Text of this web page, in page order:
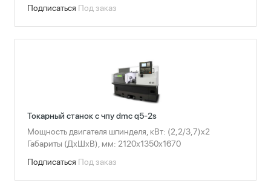
Подписаться Под заказ
Токарный станок с чпу dmc q5-2s
Мощность двигателя шпинделя, кВт: (2,2/3,7)x2
Габариты (ДхШхВ), мм: 2120х1350х1670
Подписаться Под заказ